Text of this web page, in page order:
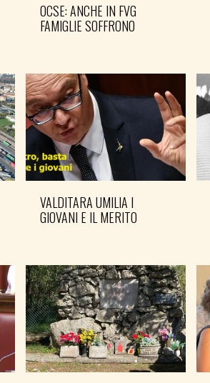
OCSE: ANCHE IN FVG
FAMIGLIE SOFFRONO
VALDITARA UMILIA I
GIOVANI E IL MERITO